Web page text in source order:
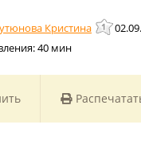
Кристина
40 мин